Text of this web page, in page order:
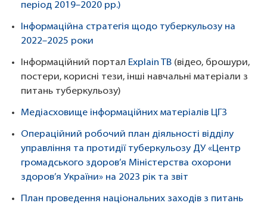
період 2019–2020 рр.)
Інформаційна стратегія щодо туберкульозу на
2022–2025 роки
Інформаційний портал Explain TB (відео, брошури,
постери, корисні тези, інші навчальні матеріали з
питань туберкульозу)
Медіасховище інформаційних матеріалів ЦГЗ
Операційний робочий план діяльності відділу
управління та протидії туберкульозу ДУ «Центр
громадського здоров’я Міністерства охорони
здоров’я України» на 2023 рік та звіт
План проведення національних заходів з питань